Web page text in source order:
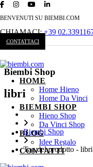
BENVENUTI SU BIEMBI.COM
CHIAMACI:+39
CONTATTACI
HOME
Home Hieno
Home Da Vinci
BIEMBI SHOP
Hieno Shop
Da Vinci Shop
BLOG
Idee Regalo
CONTATTI
Biembi Shop
libri
Biembi Shop
Tag del prodotto - libri